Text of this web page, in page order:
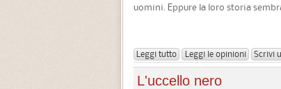
uomini. Eppure la loro storia
Leggi tutto Leggi le opinioni Scrivi
L'uccello nero